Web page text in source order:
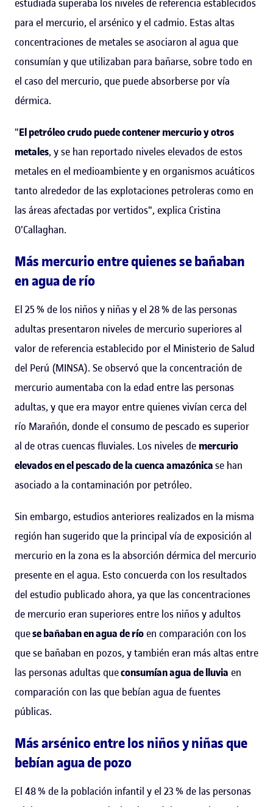
estudiada superaba los niveles de referencia establecidos
para el mercurio, el arsénico y el cadmio. Estas altas
concentraciones de metales se asociaron al agua que
consumían y que utilizaban para bañarse, sobre todo en
el caso del mercurio, que puede absorberse por vía
dérmica.
"El petróleo crudo puede contener mercurio y otros
metales, y se han reportado niveles elevados de estos
metales en el medioambiente y en organismos acuáticos
tanto alrededor de las explotaciones petroleras como en
las áreas afectadas por vertidos", explica Cristina
O'Callaghan.
Más mercurio entre quienes se bañaban
en agua de río
El 25 % de los niños y niñas y el 28 % de las personas
adultas presentaron niveles de mercurio superiores al
valor de referencia establecido por el Ministerio de Salud
del Perú (MINSA). Se observó que la concentración de
mercurio aumentaba con la edad entre las personas
adultas, y que era mayor entre quienes vivían cerca del
río Marañón, donde el consumo de pescado es superior
al de otras cuencas fluviales. Los niveles de mercurio
elevados en el pescado de la cuenca amazónicase han
asociado a la contaminación por petróleo.
Sin embargo, estudios anteriores realizados en la misma
región han sugerido que la principal vía de exposición al
mercurio en la zona es la absorción dérmica del mercurio
presente en el agua. Esto concuerda con los resultados
del estudio publicado ahora, ya que las concentraciones
de mercurio eran superiores entre los niños y adultos
quese bañaban en agua de ríoen comparación con los
que se bañaban en pozos, y también eran más altas entre
las personas adultas queconsumían agua de lluvia en
comparación con las que bebían agua de fuentes
públicas.
Más arsénico entre los niños y niñas que
bebían agua de pozo
El 48 % de la población infantil y el 23 % de las personas